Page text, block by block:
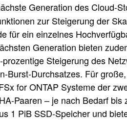
Generation des Cloud-
zur Steigerung der
für ein einzelnes
Generation bieten
Steigerung des
Burst-Durchsatzes. Für große,
for ONTAP Systeme der
Paaren – je nach Bedarf bis
1 PiB SSD-Speicher und